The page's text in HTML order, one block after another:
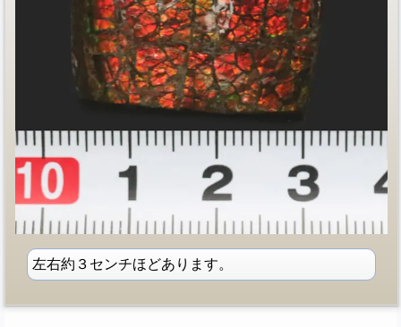
左右約３センチほどあります。